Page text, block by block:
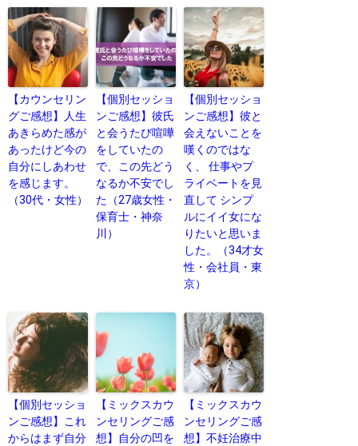
【カウンセリン
グご感想】人生
あきらめた感が
あったけど今の
自分にしあわせ
を感じます。
（30代・女性）
【個別セッショ
ンご感想】彼氏
と会うたび喧嘩
をしていたの
で、この先どう
なるか不安でし
た（27歳女性・
保育士・神奈
川）
【個別セッショ
ンご感想】彼と
会えないことを
嘆くのではな
く、 仕事やプ
ライベートを見
直して シンプ
ルにイイ女にな
りたいと思いま
した。（34才女
性・会社員・東
京）
【個別セッショ
ンご感想】これ
からはまず自分
【ミックスカウ
ンセリングご感
想】自分の凹を
【ミックスカウ
ンセリングご感
想】不妊治療中